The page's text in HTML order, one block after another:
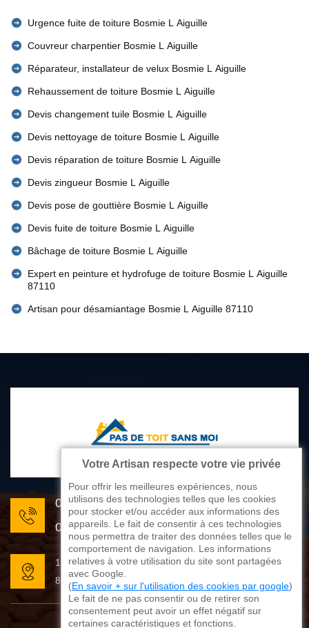
Urgence fuite de toiture Bosmie L Aiguille
Couvreur charpentier Bosmie L Aiguille
Réparateur, installateur de velux Bosmie L Aiguille
Rehaussement de toiture Bosmie L Aiguille
Devis changement tuile Bosmie L Aiguille
Devis nettoyage de toiture Bosmie L Aiguille
Devis réparation de toiture Bosmie L Aiguille
Devis zingueur Bosmie L Aiguille
Devis pose de gouttière Bosmie L Aiguille
Devis fuite de toiture Bosmie L Aiguille
Bâchage de toiture Bosmie L Aiguille
Expert en peinture et hydrofuge de toiture Bosmie L Aiguille
87110
Artisan pour désamiantage Bosmie L Aiguille 87110
05 33 06 22 81
07 80 33 28 62
176 avenue de Limoges
87270 Couzeix
Votre Artisan respecte votre vie privée
Pour offrir les meilleures expériences, nous
utilisons des technologies telles que les cookies
pour stocker et/ou accéder aux informations des
appareils. Le fait de consentir à ces technologies
nous permettra de traiter des données telles que le
comportement de navigation. Les informations
relatives à votre utilisation du site sont partagées
avec Google.
(En savoir + sur l'utilisation des cookies par google)
Le fait de ne pas consentir ou de retirer son
consentement peut avoir un effet négatif sur
certaines caractéristiques et fonctions.